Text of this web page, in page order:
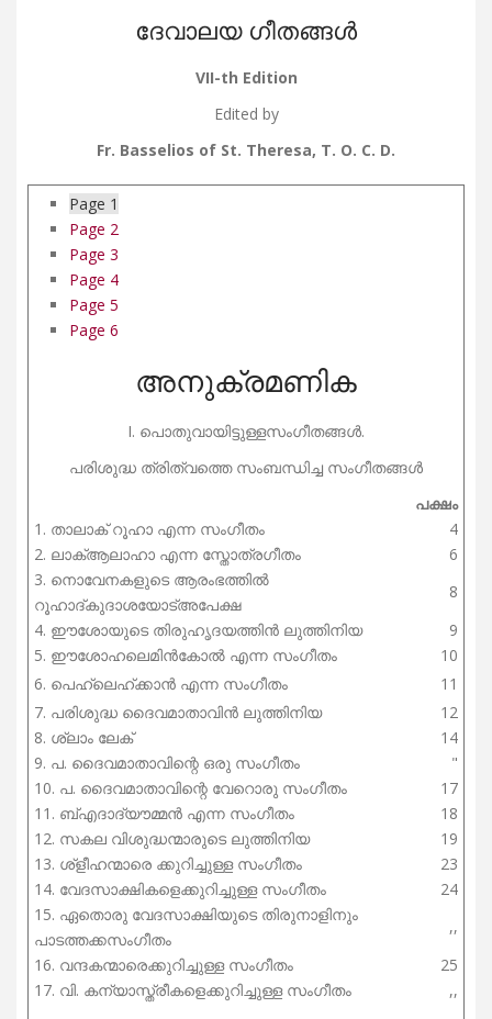
ദേവാലയ ഗീതങ്ങൾ
VII-th Edition
Edited by
Fr. Basselios of St. Theresa, T. O. C. D.
Page 1
Page 2
Page 3
Page 4
Page 5
Page 6
അനുക്രമണിക
I. പൊതുവായിട്ടുള്ളസംഗീതങ്ങൾ.
പരിശുദ്ധ ത്രിത്വത്തെ സംബന്ധിച്ച സംഗീതങ്ങൾ
പക്ഷം
1. താലാക് റൂഹാ എന്ന സംഗീതം
4
2. ലാക്ആലാഹാ എന്ന സ്തോത്രഗീതം
6
3. നൊവേനകളുടെ ആരംഭത്തിൽ
റൂഹാദ്കുദാശയോട്അപേക്ഷ
8
4. ഈശോയുടെ തിരുഹൃദയത്തിൻ ലുത്തിനിയ
9
5. ഈശോഹലെമിൻകോൽ എന്ന സംഗീതം
10
6. പെഹ്‌ലെഹ്ക്കാൻ എന്ന സംഗീതം
11
7. പരിശുദ്ധ ദൈവമാതാവിൻ ലുത്തിനിയ
12
8. ശ്ലാം ലേക്
14
9. പ. ദൈവമാതാവിന്റെ ഒരു സംഗീതം
"
10. പ. ദൈവമാതാവിന്റെ വേറൊരു സംഗീതം
17
11. ബ്എദാദ്യൗമ്മൻ എന്ന സംഗീതം
18
12. സകല വിശുദ്ധന്മാരുടെ ലുത്തിനിയ
19
13. ശ്ളീഹന്മാരെ ക്കുറിച്ചുള്ള സംഗീതം
23
14. വേദസാക്ഷികളെക്കുറിച്ചുള്ള സംഗീതം
24
15. ഏതൊരു വേദസാക്ഷിയുടെ തിരുനാളിനും
പാടത്തക്കസംഗീതം
,,
16. വന്ദകന്മാരെക്കുറിച്ചുള്ള സംഗീതം
25
17. വി. കന്യാസ്ത്രീകളെക്കുറിച്ചുള്ള സംഗീതം
,,